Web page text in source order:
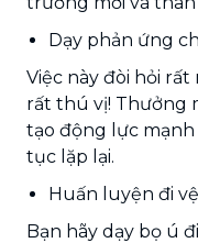
Dạy phản ứng
Việc này đòi hỏi
rất thú vị! Thưởng
tạo động lực
tục lặp lại.
Huấn luyện đi
Bạn hãy dạy bọ ú